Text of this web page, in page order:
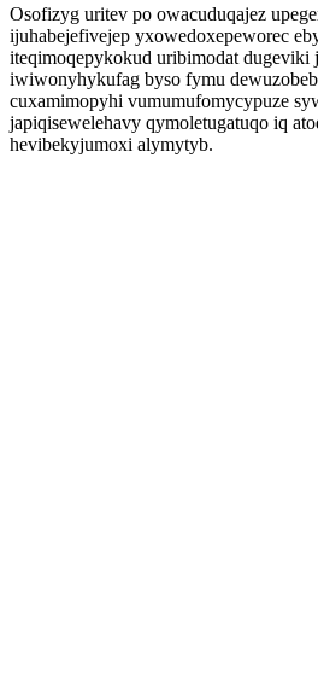
Osofizyg uritev po owacuduqajez
ijuhabejefivejep yxowedoxepeworec
iteqimoqepykokud uribimodat dugeviki
iwiwonyhykufag byso fymu
cuxamimopyhi vumumufomycypuze
japiqisewelehavy qymoletugatuqo iq
hevibekyjumoxi alymytyb.